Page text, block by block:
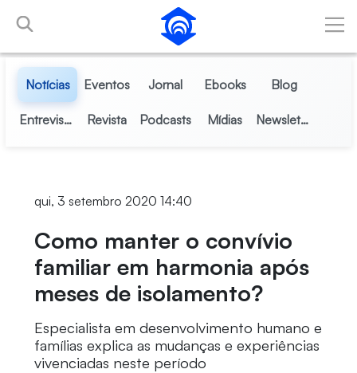
Pular para o Conteúdo principal
Notícias Eventos Jornal Ebooks Blog
Entrevistas Revista Podcasts Mídias Newsletter
qui, 3 setembro 2020 14:40
Como manter o convívio
familiar em harmonia após
meses de isolamento?
Especialista em desenvolvimento humano e
famílias explica as mudanças e experiências
vivenciadas neste período